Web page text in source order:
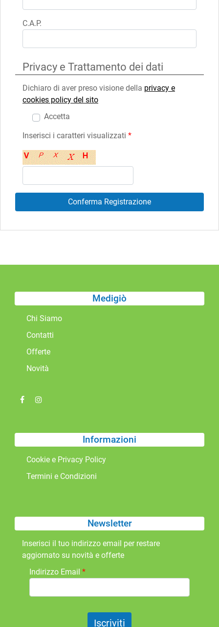
C.A.P.
Privacy e Trattamento dei dati
Dichiaro di aver preso visione della privacy e
cookies policy del sito
Accetta
Inserisci i caratteri visualizzati *
Medigiò
Chi Siamo
Contatti
Offerte
Novità
Informazioni
Cookie e Privacy Policy
Termini e Condizioni
Newsletter
Inserisci il tuo indirizzo email per restare
aggiornato su novità e offerte
Indirizzo Email *